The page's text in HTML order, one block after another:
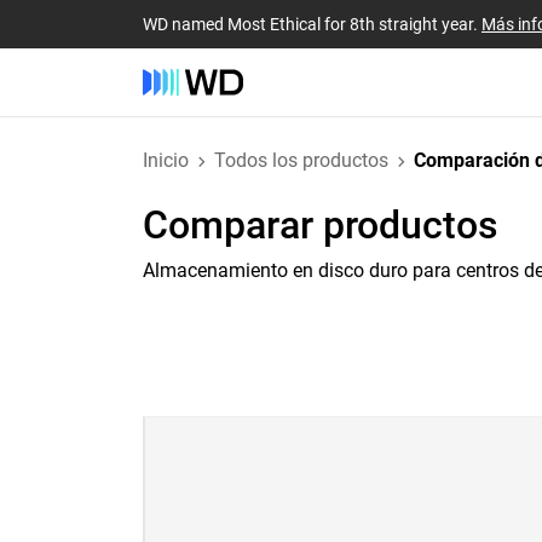
WD named Most Ethical for 8th straight year. Más
Inicio Todos los productos Comparación
Comparar productos
Almacenamiento en disco duro para centros